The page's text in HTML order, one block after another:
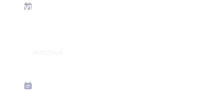
via jouw sociaal secretariaat loopt